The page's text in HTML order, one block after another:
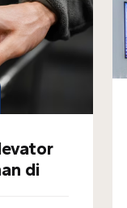
di